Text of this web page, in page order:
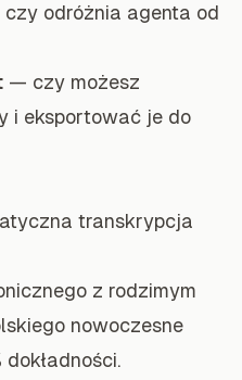
odróżnia agenta od
— czy możesz
i eksportować je do
transkrypcja
z rodzimym
nowoczesne